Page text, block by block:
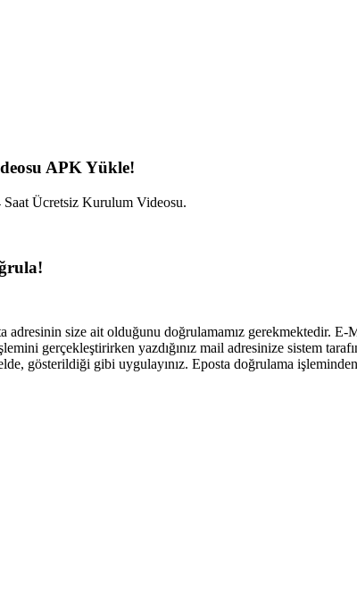
APK Yükle!
Ücretsiz Kurulum Videosu.
adresinin size ait olduğunu doğrulamamız gerekmektedir. E-
gerçekleştirirken yazdığınız mail adresinize sistem
gösterildiği gibi uygulayınız. Eposta doğrulama